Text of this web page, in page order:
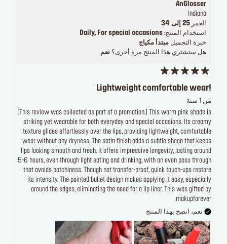
AnGlosser
Indiana
العمر 25 إلى 34
استخدام المنتج: Daily, For special occasions
خبرة التجميل مبتدأ مكياج
هل ستشتري هذا المنتج مرة أخرى؟ نعم
Lightweight comfortable wear!
من 1 سنة
[This review was collected as part of a promotion.] This warm pink shade is
striking yet wearable for both everyday and special occasions. Its creamy
texture glides effortlessly over the lips, providing lightweight, comfortable
wear without any dryness. The satin finish adds a subtle sheen that keeps
lips looking smooth and fresh. It offers impressive longevity, lasting around
5-6 hours, even through light eating and drinking, with an even pass through
that avoids patchiness. Though not transfer-proof, quick touch-ups restore
its intensity. The pointed bullet design makes applying it easy, especially
around the edges, eliminating the need for a lip liner. This was gifted by
makupforever
نعم، انصح بهذا المنتج